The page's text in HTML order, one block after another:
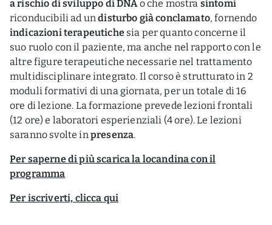
a rischio di sviluppo di DNA o che mostra sintomi
riconducibili ad undisturbo già conclamato, fornendo
indicazioni terapeutiche sia per quanto concerne il
suo ruolo con il paziente, ma anche nel rapporto con le
altre figure terapeutiche necessarie nel trattamento
multidisciplinare integrato. Il corso è strutturato in 2
moduli formativi di una giornata, per un totale di 16
ore di lezione. La formazione prevede lezioni frontali
(12 ore) e laboratori esperienziali (4 ore). Le lezioni
saranno svolte in presenza.
Per saperne di più scarica la locandina con il
programma
Per iscriverti, clicca qui